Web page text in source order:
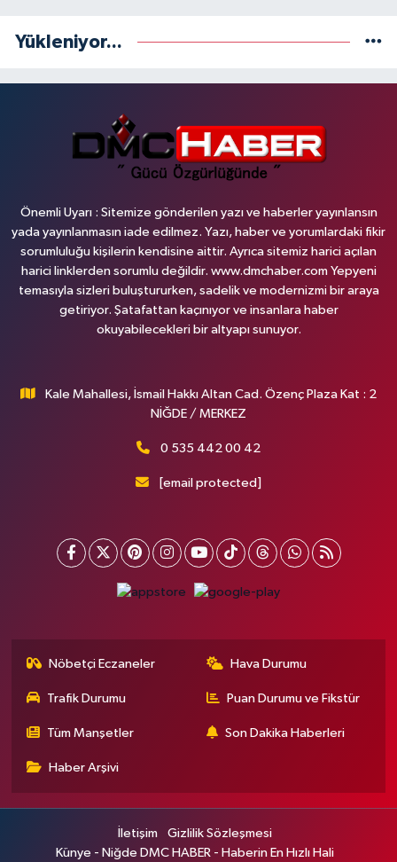
Yükleniyor...
Önemli Uyarı : Sitemize gönderilen yazı ve haberler yayınlansın
yada yayınlanmasın iade edilmez. Yazı, haber ve yorumlardaki fikir
sorumluluğu kişilerin kendisine aittir. Ayrıca sitemiz harici açılan
harici linklerden sorumlu değildir. www.dmchaber.com Yepyeni
temasıyla sizleri buluştururken, sadelik ve modernizmi bir araya
getiriyor. Şatafattan kaçınıyor ve insanlara haber
okuyabilecekleri bir altyapı sunuyor.
Kale Mahallesi, İsmail Hakkı Altan Cad. Özenç Plaza Kat : 2
NİĞDE / MERKEZ
0 535 442 00 42
[email protected]
Nöbetçi Eczaneler Hava Durumu
Trafik Durumu Puan Durumu ve Fikstür
Tüm Manşetler Son Dakika Haberleri
Haber Arşivi
İletişim
Gizlilik Sözleşmesi
Künye - Niğde DMC HABER - Haberin En Hızlı Hali